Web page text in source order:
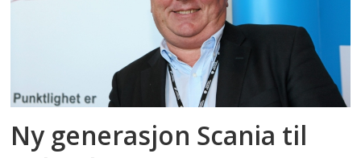
Ny generasjon Scania til